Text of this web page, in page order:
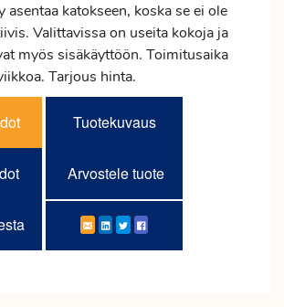
asentaa katokseen, koska se ei ole
Valittavissa on useita kokoja ja
myös sisäkäyttöön. Toimitusaika
Tarjous hinta.
Tuotekuvaus
Arvostele tuote